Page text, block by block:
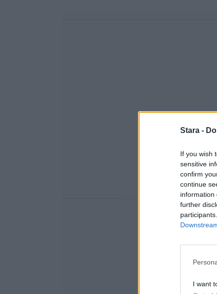
Stara -
If you wish
sensitive
confirm
continue
information
further
I want